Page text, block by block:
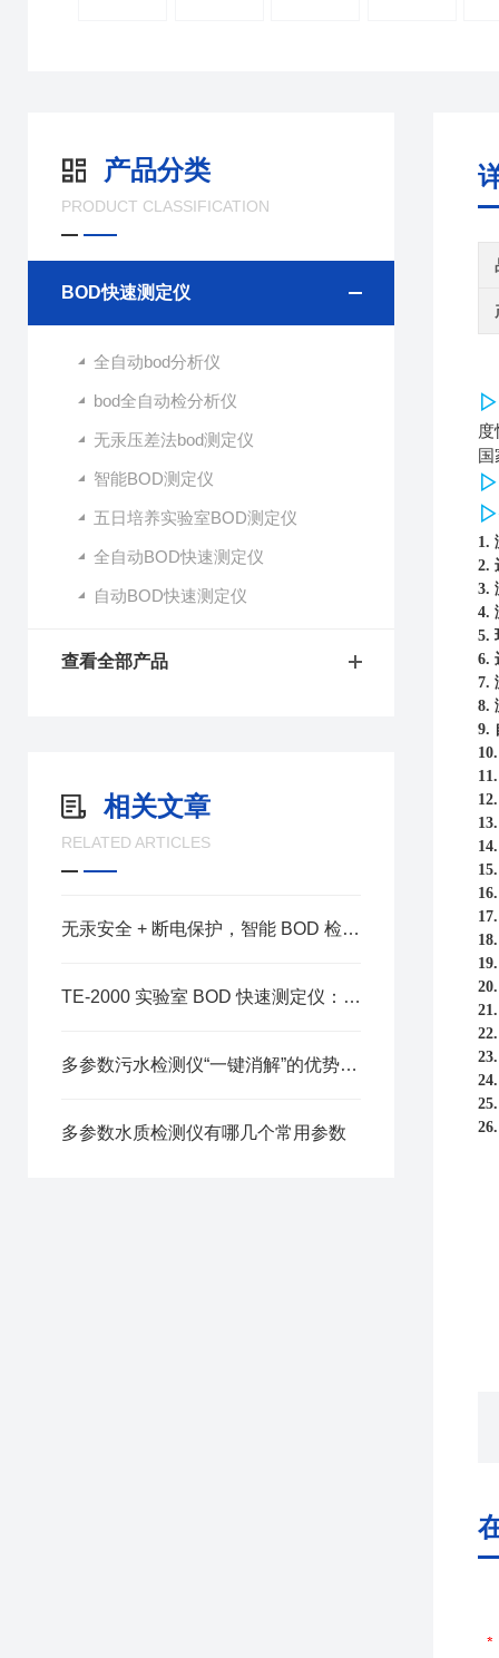
产品分类
PRODUCT CLASSIFICATION
BOD快速测定仪
全自动bod分析仪
bod全自动检分析仪
无汞压差法bod测定仪
智能BOD测定仪
五日培养实验室BOD测定仪
全自动BOD快速测定仪
自动BOD快速测定仪
查看全部产品
相关文章
RELATED ARTICLES
无汞安全 + 断电保护，智能 BOD 检测装备助力水环境有机污染精细化监测
TE-2000 实验室 BOD 快速测定仪：高效精准的水质生化检测方案
多参数污水检测仪“一键消解”的优势讲解
多参数水质检测仪有哪几个常用参数
▷
▷
▷
1.
2.
3.
4.
5.
6.
7.
8.
9.